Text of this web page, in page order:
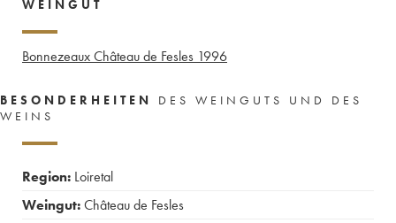
WEINGUT
Bonnezeaux Château de Fesles 1996
BESONDERHEITEN
DES WEINGUTS UND DES
WEINS
Region: Loiretal
Weingut:Château de Fesles